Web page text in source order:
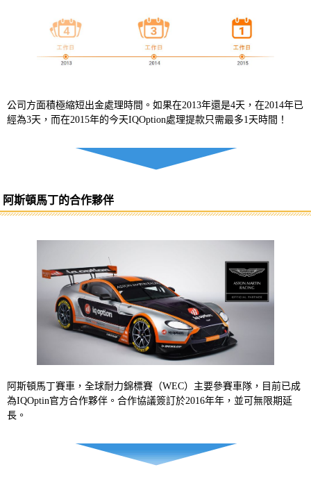
公司方面積極縮短出金處理時間。如果在2013年還是4天，在2014年已
經為3天，而在2015年的今天IQOption處理提款只需最多1天時間！
阿斯頓馬丁的合作夥伴
阿斯頓馬丁賽車，全球耐力錦標賽（WEC）主要參賽車隊，目前已成
為IQOptin官方合作夥伴。合作協議簽訂於2016年年，並可無限期延
長。